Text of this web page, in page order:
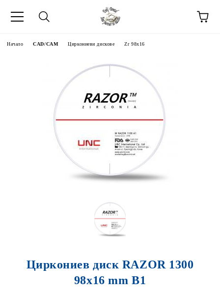
Начало CAD/CAM Циркониеви дискове Zr 98x16
Циркониев диск RAZOR 1300
98x16 mm B1